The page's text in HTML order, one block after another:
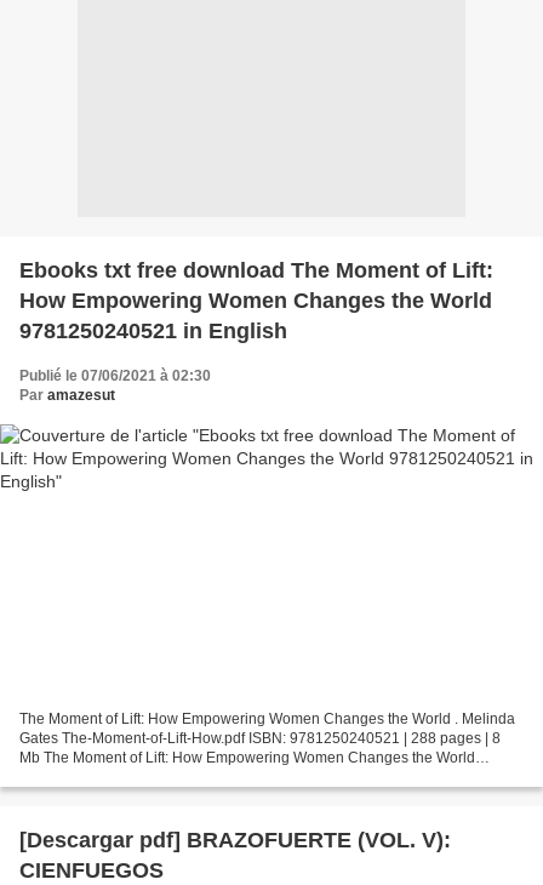
Ebooks txt free download The Moment of Lift:
How Empowering Women Changes the World
9781250240521 in English
Publié le 07/06/2021 à 02:30
Par amazesut
The Moment of Lift: How Empowering Women Changes the World . Melinda
Gates The-Moment-of-Lift-How.pdf ISBN: 9781250240521 | 288 pages | 8
Mb The Moment of Lift: How Empowering Women Changes the World
[Descargar pdf] BRAZOFUERTE (VOL. V):
CIENFUEGOS